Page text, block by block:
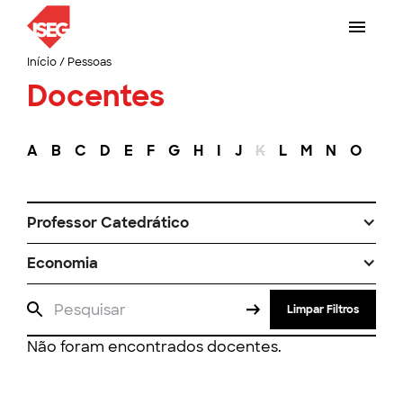
Início/ Pessoas
Docentes
A B C D E F G H I J K L M N O
Professor Catedrático
Economia
Limpar Filtros
Não foram encontrados docentes.